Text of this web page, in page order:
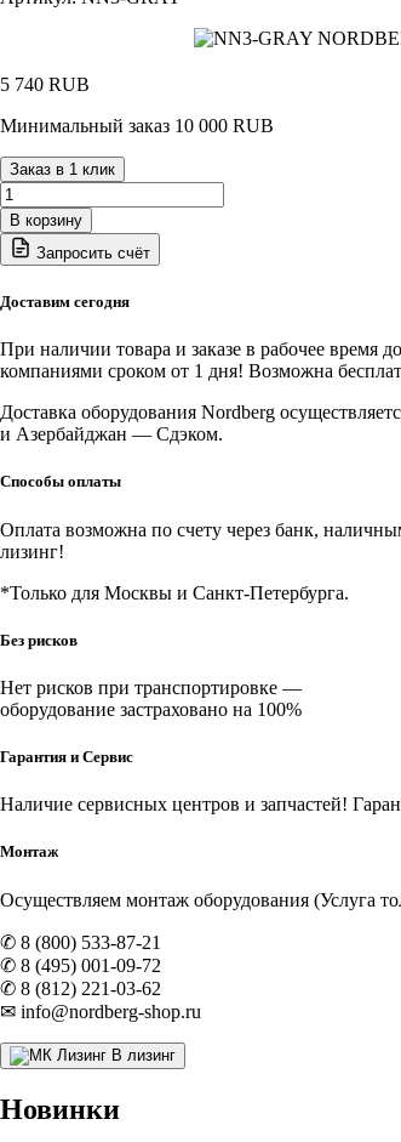
5 740 RUB
Минимальный заказ 10 000 RUB
Заказ в 1 клик
Количество
товара
NN3-
GRAY
Накидка
Крыло-
Бампер-
(джип)
(серая)
В корзину
Запросить счёт
Доставим сегодня
При наличии товара и заказе в рабочее время
компаниями сроком от 1 дня! Возможна
Доставка оборудования Nordberg
и Азербайджан — Сдэком.
Способы оплаты
Оплата возможна по счету через банк,
лизинг!
*Только для Москвы и Санкт-Петербурга.
Без рисков
Нет рисков при транспортировке —
оборудование застраховано на 100%
Гарантия и Сервис
Наличие сервисных центров и запчастей!
Монтаж
Осуществляем монтаж оборудования (Услуга
✆ 8 (800) 533-87-21
✆ 8 (495) 001-09-72
✆ 8 (812) 221-03-62
✉ info@nordberg-shop.ru
В лизинг
Новинки